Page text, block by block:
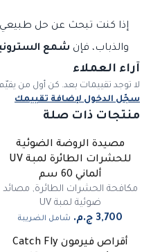
إذا كنت تبحث عن حل
والذباب، فإن شمع
آراء العملاء
لا توجد تقييمات بعد. كن أول من
سجّل الدخول لإضافة تقييمك
منتجات ذات صلة
مصيدة الروضة الضوئية
للحشرات الطائرة لمبة UV
ألماني 60 سم
مكافحة الحشرات الطائرة, مصائد
ضوئية لمبة UV
شامل الضريبة
أقراص فيرمون Catch Fly